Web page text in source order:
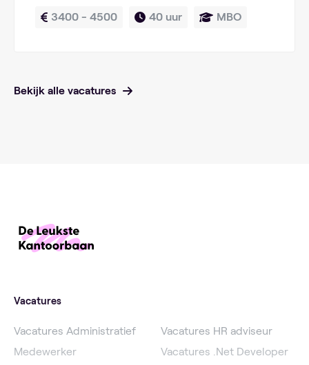
3400 - 4500 40 uur MBO
Bekijk alle vacatures
Vacatures
Vacatures Administratief
Medewerker
Vacatures HR adviseur
Vacatures .Net Developer